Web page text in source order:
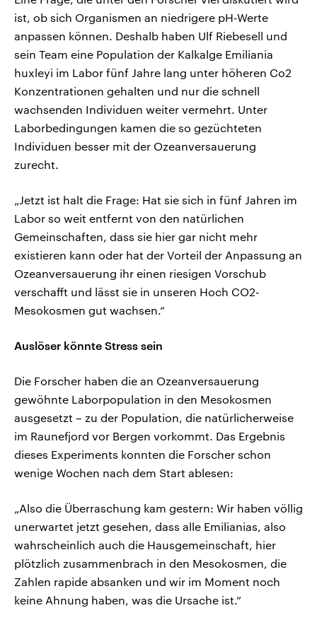
ist, ob sich Organismen an niedrigere pH-Werte
anpassen können. Deshalb haben Ulf Riebesell und
sein Team eine Population der Kalkalge Emiliania
huxleyi im Labor fünf Jahre lang unter höheren Co2
Konzentrationen gehalten und nur die schnell
wachsenden Individuen weiter vermehrt. Unter
Laborbedingungen kamen die so gezüchteten
Individuen besser mit der Ozeanversauerung
zurecht.
„Jetzt ist halt die Frage: Hat sie sich in fünf Jahren im
Labor so weit entfernt von den natürlichen
Gemeinschaften, dass sie hier gar nicht mehr
existieren kann oder hat der Vorteil der Anpassung an
Ozeanversauerung ihr einen riesigen Vorschub
verschafft und lässt sie in unseren Hoch CO2-
Mesokosmen gut wachsen.“
Auslöser könnte Stress sein
Die Forscher haben die an Ozeanversauerung
gewöhnte Laborpopulation in den Mesokosmen
ausgesetzt – zu der Population, die natürlicherweise
im Raunefjord vor Bergen vorkommt. Das Ergebnis
dieses Experiments konnten die Forscher schon
wenige Wochen nach dem Start ablesen:
„Also die Überraschung kam gestern: Wir haben völlig
unerwartet jetzt gesehen, dass alle Emilianias, also
wahrscheinlich auch die Hausgemeinschaft, hier
plötzlich zusammenbrach in den Mesokosmen, die
Zahlen rapide absanken und wir im Moment noch
keine Ahnung haben, was die Ursache ist.“